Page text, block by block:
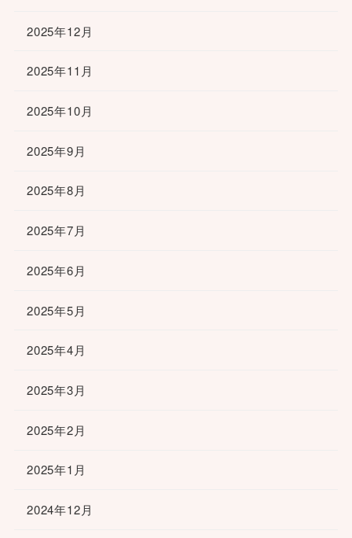
2025年12月
2025年11月
2025年10月
2025年9月
2025年8月
2025年7月
2025年6月
2025年5月
2025年4月
2025年3月
2025年2月
2025年1月
2024年12月